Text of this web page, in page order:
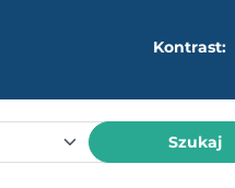
Kontrast:
Szukaj